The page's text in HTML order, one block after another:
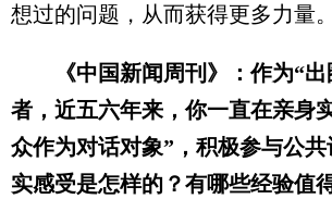
想过的问题，从而获得更多力量。
《中国新闻周刊》：作为“
者，近五六年来，你一直在亲身
众作为对话对象”，积极参与公
实感受是怎样的？有哪些经验值